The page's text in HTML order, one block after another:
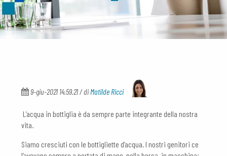
9-giu-2021 14.59.21 / diMatilde Ricci
L’acqua in bottiglia è da sempre parte integrante della nostra
vita.
Siamo cresciuti con le bottigliette d’acqua. I nostri genitori ce